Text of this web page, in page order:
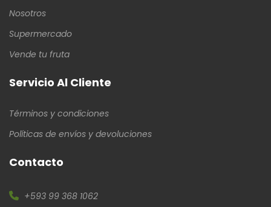
Nosotros
Supermercado
Vende tu fruta
Servicio Al Cliente
Términos y condiciones
Políticas de envíos y devoluciones
Contacto
+593 99 368 1062